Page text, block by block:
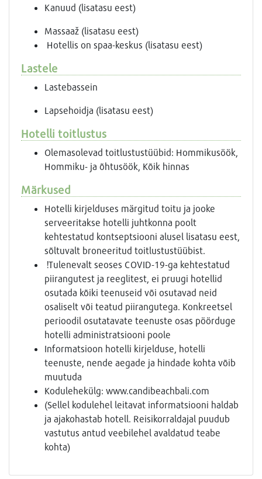
Kanuud (lisatasu eest)
Massaaž (lisatasu eest)
Hotellis on spaa-keskus (lisatasu eest)
Lastele
Lastebassein
Lapsehoidja (lisatasu eest)
Hotelli toitlustus
Olemasolevad toitlustustüübid: Hommikusöök,
Hommiku- ja õhtusöök, Kõik hinnas
Märkused
Hotelli kirjelduses märgitud toitu ja jooke
serveeritakse hotelli juhtkonna poolt
kehtestatud kontseptsiooni alusel lisatasu eest,
sõltuvalt broneeritud toitlustustüübist.
!Tulenevalt seoses COVID-19-ga kehtestatud
piirangutest ja reeglitest, ei pruugi hotellid
osutada kõiki teenuseid või osutavad neid
osaliselt või teatud piirangutega. Konkreetsel
perioodil osutatavate teenuste osas pöörduge
hotelli administratsiooni poole
Informatsioon hotelli kirjelduse, hotelli
teenuste, nende aegade ja hindade kohta võib
muutuda
Kodulehekülg: www.candibeachbali.com
(Sellel kodulehel leitavat informatsiooni haldab
ja ajakohastab hotell. Reisikorraldajal puudub
vastutus antud veebilehel avaldatud teabe
kohta)